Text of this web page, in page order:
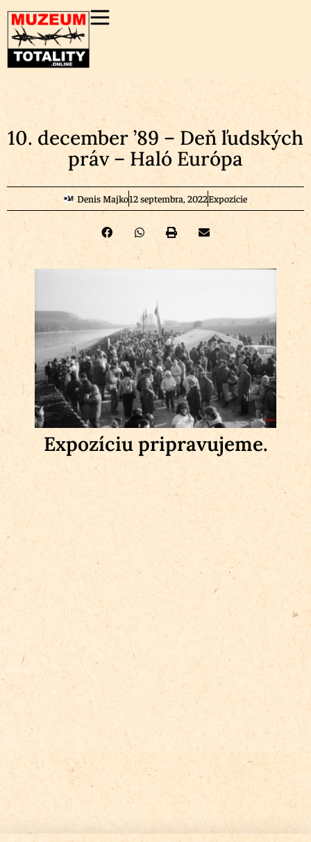
10. december ’89 – Deň ľudských
práv – Haló Európa
Denis Majko12 septembra, 2022Expozície
Expozíciu pripravujeme.